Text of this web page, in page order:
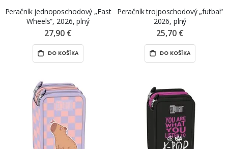
Peračník jednoposchodový „Fast
Wheels“, 2026, plný
27,90 €
DO KOŠÍKA
Peračník trojposchodový „futbal“
2026, plný
25,70 €
DO KOŠÍKA